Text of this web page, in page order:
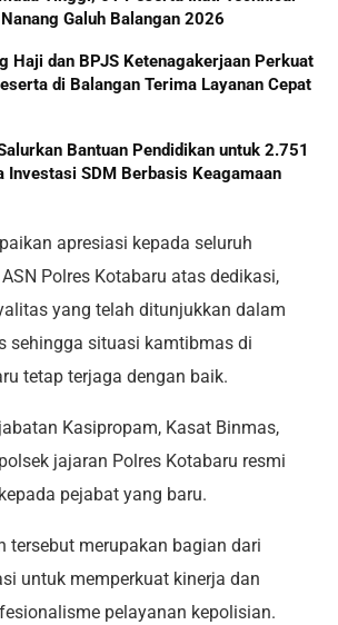
Galuh Balangan 2026
Haji dan BPJS Ketenagakerjaan Perkuat
di Balangan Terima Layanan Cepat
Bantuan Pendidikan untuk 2.751
Investasi SDM Berbasis Keagamaan
apresiasi kepada seluruh
Polres Kotabaru atas dedikasi,
yang telah ditunjukkan dalam
sehingga situasi kamtibmas di
tetap terjaga dengan baik.
Kasipropam, Kasat Binmas,
jajaran Polres Kotabaru resmi
pejabat yang baru.
tersebut merupakan bagian dari
untuk memperkuat kinerja dan
pelayanan kepolisian.